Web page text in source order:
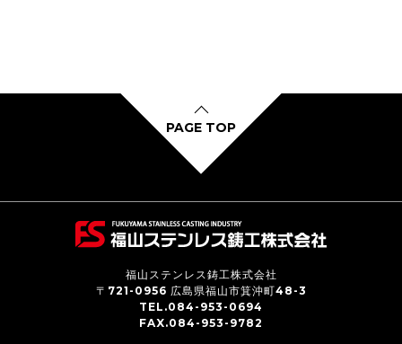
PAGE TOP
福山ステンレス鋳工株式会社
〒721-0956 広島県福山市箕沖町48-3
TEL.084-953-0694
FAX.084-953-9782